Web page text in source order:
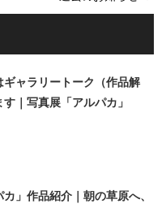
ギャラリートーク（作品解
｜写真展「アルパカ」
」作品紹介｜朝の草原へ、